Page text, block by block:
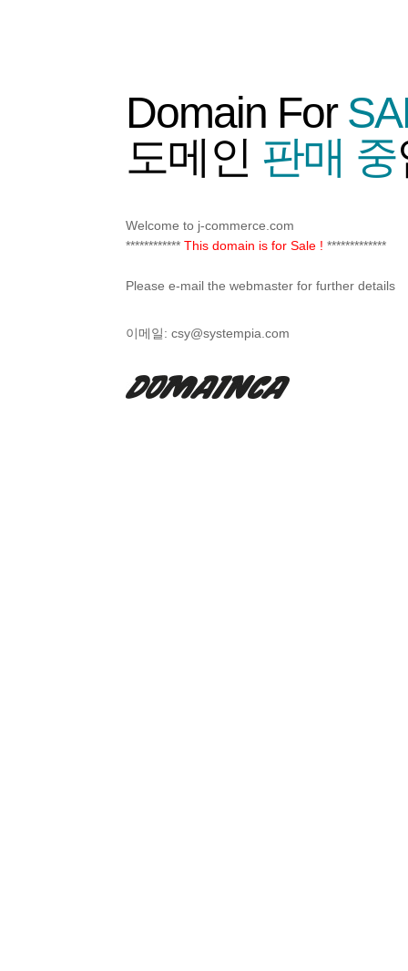
Domain For
도메인 판매 중
Welcome to j-commerce.com
************ This domain is for Sale ! *************
Please e-mail the webmaster for further details
이메일: csy@systempia.com